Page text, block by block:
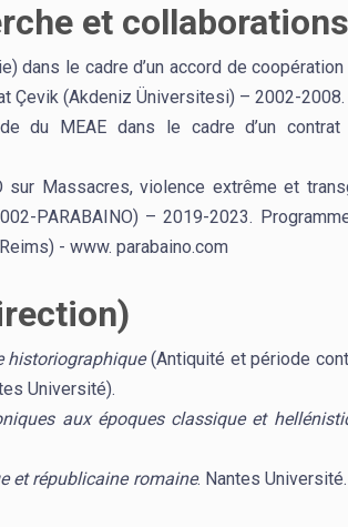
et collaborations
dans le cadre d’un accord de
Çevik (Akdeniz Üniversitesi) – 2002-2008.
du MEAE dans le cadre d’un contrat
sur Massacres, violence extrême et
PARABAINO) – 2019-2023.
- www. parabaino.com
historiographique(Antiquité et période
Université).
aux époques classique et
et républicaine romaine. Nantes